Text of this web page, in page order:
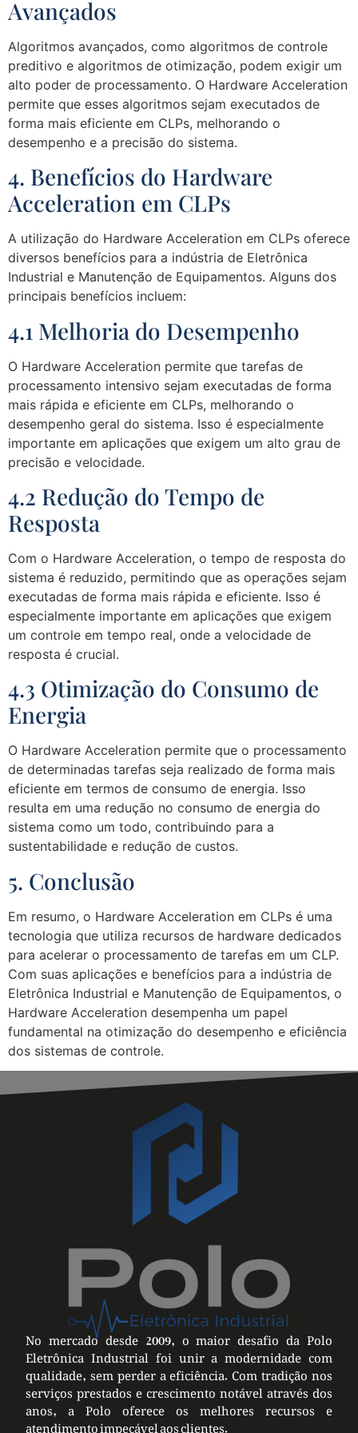
Avançados
Algoritmos avançados, como algoritmos de controle
preditivo e algoritmos de otimização, podem exigir um
alto poder de processamento. O Hardware Acceleration
permite que esses algoritmos sejam executados de
forma mais eficiente em CLPs, melhorando o
desempenho e a precisão do sistema.
4. Benefícios do Hardware
Acceleration em CLPs
A utilização do Hardware Acceleration em CLPs oferece
diversos benefícios para a indústria de Eletrônica
Industrial e Manutenção de Equipamentos. Alguns dos
principais benefícios incluem:
4.1 Melhoria do Desempenho
O Hardware Acceleration permite que tarefas de
processamento intensivo sejam executadas de forma
mais rápida e eficiente em CLPs, melhorando o
desempenho geral do sistema. Isso é especialmente
importante em aplicações que exigem um alto grau de
precisão e velocidade.
4.2 Redução do Tempo de
Resposta
Com o Hardware Acceleration, o tempo de resposta do
sistema é reduzido, permitindo que as operações sejam
executadas de forma mais rápida e eficiente. Isso é
especialmente importante em aplicações que exigem
um controle em tempo real, onde a velocidade de
resposta é crucial.
4.3 Otimização do Consumo de
Energia
O Hardware Acceleration permite que o processamento
de determinadas tarefas seja realizado de forma mais
eficiente em termos de consumo de energia. Isso
resulta em uma redução no consumo de energia do
sistema como um todo, contribuindo para a
sustentabilidade e redução de custos.
5. Conclusão
Em resumo, o Hardware Acceleration em CLPs é uma
tecnologia que utiliza recursos de hardware dedicados
para acelerar o processamento de tarefas em um CLP.
Com suas aplicações e benefícios para a indústria de
Eletrônica Industrial e Manutenção de Equipamentos, o
Hardware Acceleration desempenha um papel
fundamental na otimização do desempenho e eficiência
dos sistemas de controle.
No mercado desde 2009, o maior desafio da Polo
Eletrônica Industrial foi unir a modernidade com
qualidade, sem perder a eficiência. Com tradição nos
serviços prestados e crescimento notável através dos
anos, a Polo oferece os melhores recursos e
atendimento impecável aos clientes.